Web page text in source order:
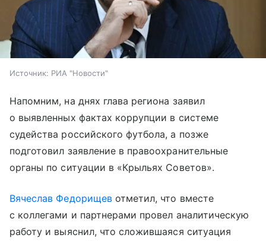
Источник: РИА "Новости"
Напомним, на днях глава региона заявил
о выявленных фактах коррупции в системе
судейства российского футбола, а позже
подготовил заявление в правоохранительные
органы по ситуации в «Крыльях Советов».
Вячеслав Федорищевотметил, что вместе
с коллегами и партнерами провел аналитическую
работу и выяснил, что сложившаяся ситуация